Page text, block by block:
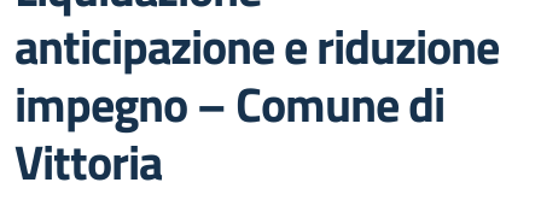
anticipazione e riduzione
impegno – Comune di
Vittoria